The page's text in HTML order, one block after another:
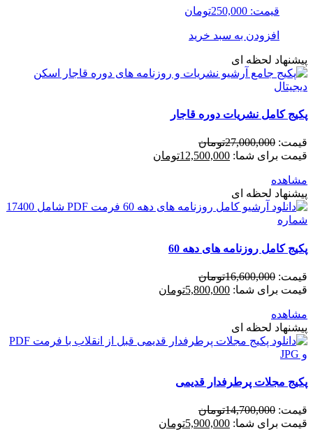
قیمت: 250,000تومان
افزودن به سبد خرید
پیشنهاد لحظه ای
پکیج کامل نشریات دوره قاجار
قیمت: 27,000,000تومان
قیمت برای شما: 12,500,000تومان
مشاهده
پیشنهاد لحظه ای
پکیج کامل روزنامه های دهه 60
قیمت: 16,600,000تومان
قیمت برای شما: 5,800,000تومان
مشاهده
پیشنهاد لحظه ای
پکیج مجلات پرطرفدار قدیمی
قیمت: 14,700,000تومان
قیمت برای شما: 5,900,000تومان